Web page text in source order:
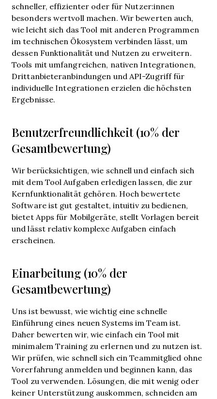
schneller, effizienter oder für Nutzer:innen
besonders wertvoll machen. Wir bewerten auch,
wie leicht sich das Tool mit anderen Programmen
im technischen Ökosystem verbinden lässt, um
dessen Funktionalität und Nutzen zu erweitern.
Tools mit umfangreichen, nativen Integrationen,
Drittanbieteranbindungen und API-Zugriff für
individuelle Integrationen erzielen die höchsten
Ergebnisse.
Benutzerfreundlichkeit (10% der
Gesamtbewertung)
Wir berücksichtigen, wie schnell und einfach sich
mit dem Tool Aufgaben erledigen lassen, die zur
Kernfunktionalität gehören. Hoch bewertete
Software ist gut gestaltet, intuitiv zu bedienen,
bietet Apps für Mobilgeräte, stellt Vorlagen bereit
und lässt relativ komplexe Aufgaben einfach
erscheinen.
Einarbeitung (10% der
Gesamtbewertung)
Uns ist bewusst, wie wichtig eine schnelle
Einführung eines neuen Systems im Team ist.
Daher bewerten wir, wie einfach ein Tool mit
minimalem Training zu erlernen und zu nutzen ist.
Wir prüfen, wie schnell sich ein Teammitglied ohne
Vorerfahrung anmelden und beginnen kann, das
Tool zu verwenden. Lösungen, die mit wenig oder
keiner Unterstützung auskommen, schneiden am